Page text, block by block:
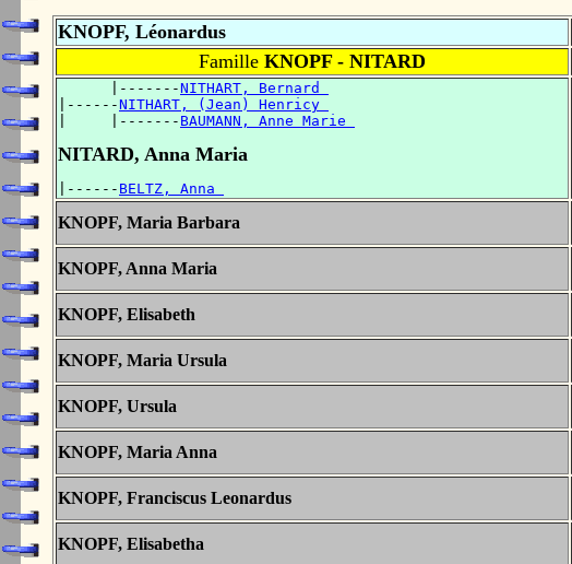
KNOPF, Léonardus
Famille KNOPF - NITARD
      |-------
NITHART, Bernard
|------NITHART, (Jean) Henricy
|     |------- BAUMANN, Anne Marie
NITARD, Anna Maria
|------ BELTZ, Anna
KNOPF, Maria Barbara
KNOPF, Anna Maria
KNOPF, Elisabeth
KNOPF, Maria Ursula
KNOPF, Ursula
KNOPF, Maria Anna
KNOPF, Franciscus Leonardus
KNOPF, Elisabetha